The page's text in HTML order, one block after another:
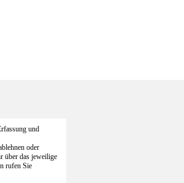
und
oder
über das jeweilige
rufen Sie